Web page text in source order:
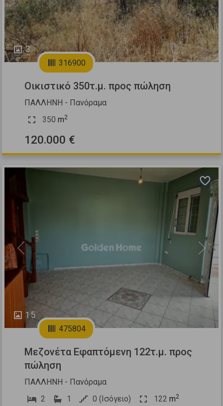
3
316900
Οικιστικό 350τ.μ. προς πώληση
ΠΑΛΛΗΝΗ - Πανόραμα
350 m2
120.000 €
15
Previous Next
475804
Μεζονέτα Εφαπτόμενη 122τ.μ. προς
πώληση
ΠΑΛΛΗΝΗ - Πανόραμα
2
1 0 (Ισόγειο) 122 m2